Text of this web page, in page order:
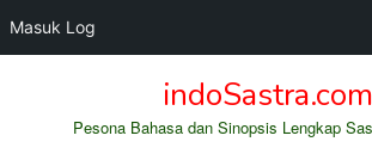
Masuk Log
indoSastra.com
Pesona Bahasa dan Sinopsis Lengkap